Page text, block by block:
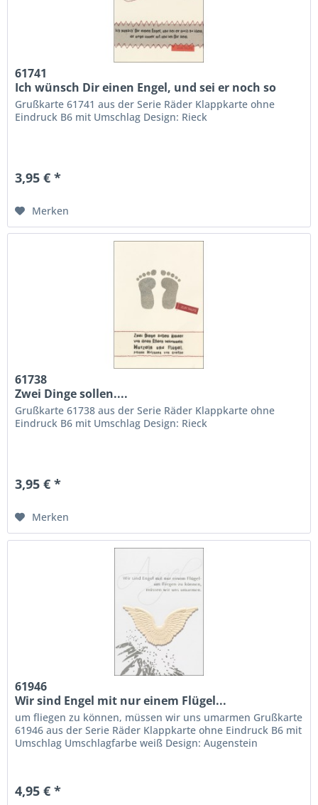
61741
Ich wünsch Dir einen Engel, und sei er noch so
klein, er möge immer mit und bei Dir sein
Grußkarte 61741 aus der Serie Räder Klappkarte ohne
Eindruck B6 mit Umschlag Design: Rieck
3,95 € *
Merken
61738
Zwei Dinge sollen....
Grußkarte 61738 aus der Serie Räder Klappkarte ohne
Eindruck B6 mit Umschlag Design: Rieck
3,95 € *
Merken
61946
Wir sind Engel mit nur einem Flügel...
um fliegen zu können, müssen wir uns umarmen Grußkarte
61946 aus der Serie Räder Klappkarte ohne Eindruck B6 mit
Umschlag Umschlagfarbe weiß Design: Augenstein
4,95 € *